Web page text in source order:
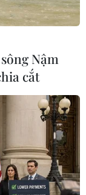
gia Iran
Nậm
cắt